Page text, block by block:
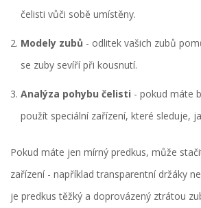
čelisti vůči sobě umístěny.
Modely zubů - odlitek vašich zubů
se zuby sevíří při kousnutí.
Analýza pohybu čelisti - pokud máte
použít speciální zařízení, které sleduje,
Pokud máte jen mírný predkus, může
zařízení - například transparentní držáky
je predkus těžký a doprovázený ztrátou